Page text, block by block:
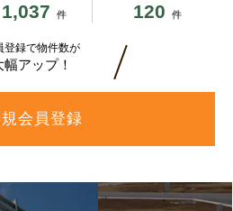
1,037 件 120 件
登録で物件数が
幅アップ！
会員登録